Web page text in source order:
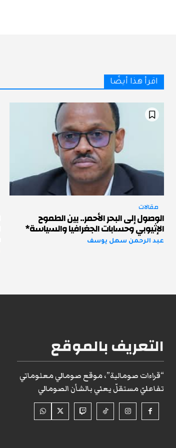
اقرأ هذا أيضًا
مقالات
الوصول إلى البحر الأحمر.. بين الطموح
الإثيوبي وحسابات الجغرافيا والسياسة*
عبد الرحمن سهل يوسف
التعريف بالموقع
“قراءات صومالية”، موقع صومالي معلوماتي
تفاعليّ مستقلّ يعني بالشأن الصومالي